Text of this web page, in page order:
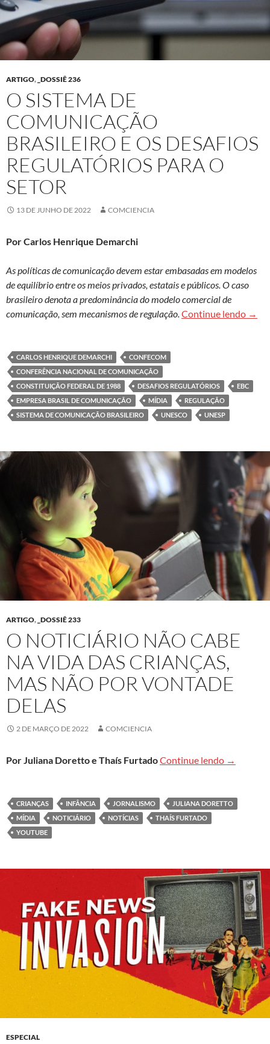
ARTIGO, _DOSSIÊ 236
O SISTEMA DE
COMUNICAÇÃO
BRASILEIRO E OS DESAFIOS
REGULATÓRIOS PARA O
SETOR
13 DE JUNHO DE 2022 COMCIENCIA
Por Carlos Henrique Demarchi
As políticas de comunicação devem estar embasadas em modelos
de equilíbrio entre os meios privados, estatais e públicos. O caso
brasileiro denota a predominância do modelo comercial de
comunicação, sem mecanismos de regulação.Continue lendo O
→
CARLOS HENRIQUE DEMARCHI
CONFECOM
CONFERÊNCIA NACIONAL DE COMUNICAÇÃO
CONSTITUIÇÃO FEDERAL DE 1988
DESAFIOS REGULATÓRIOS
EBC
EMPRESA BRASIL DE COMUNICAÇÃO
MÍDIA
REGULAÇÃO
SISTEMA DE COMUNICAÇÃO BRASILEIRO
UNESCO UNESP
ARTIGO, _DOSSIÊ 233
O NOTICIÁRIO NÃO CABE
NA VIDA DAS CRIANÇAS,
MAS NÃO POR VONTADE
DELAS
2 DE MARÇO DE 2022 COMCIENCIA
Por Juliana Doretto e Thaís FurtadoContinue lendo O
→
CRIANÇAS INFÂNCIA JORNALISMO
JULIANA DORETTO
MÍDIA
NOTICIÁRIO NOTÍCIAS
THAÍS FURTADO
YOUTUBE
ESPECIAL